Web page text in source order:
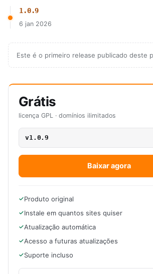
1.0.9
6 jan 2026
Este é o primeiro release publicado deste
Grátis
licença GPL · domínios ilimitados
v1.0.9
Baixar agora
Produto original
Instale em quantos sites quiser
Atualização automática
Acesso a futuras atualizações
Suporte incluso